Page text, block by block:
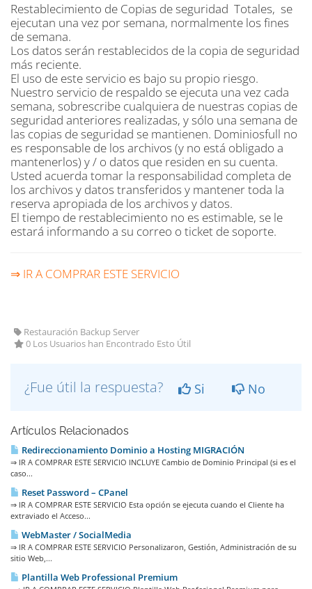
Restablecimiento de Copias de seguridad Totales, se
ejecutan una vez por semana, normalmente los fines
de semana.
Los datos serán restablecidos de la copia de seguridad
más reciente.
El uso de este servicio es bajo su propio riesgo.
Nuestro servicio de respaldo se ejecuta una vez cada
semana, sobrescribe cualquiera de nuestras copias de
seguridad anteriores realizadas, y sólo una semana de
las copias de seguridad se mantienen. Dominiosfull no
es responsable de los archivos (y no está obligado a
mantenerlos) y / o datos que residen en su cuenta.
Usted acuerda tomar la responsabilidad completa de
los archivos y datos transferidos y mantener toda la
reserva apropiada de los archivos y datos.
El tiempo de restablecimiento no es estimable, se le
estará informando a su correo o ticket de soporte.
⇒ IR A COMPRAR ESTE SERVICIO
Restauración Backup Server
0 Los Usuarios han Encontrado Esto Útil
¿Fue útil la respuesta? Si No
Artículos Relacionados
Redireccionamiento Dominio a Hosting MIGRACIÓN
⇒ IR A COMPRAR ESTE SERVICIO INCLUYE Cambio de Dominio Principal (si es el
caso...
Reset Password – CPanel
⇒ IR A COMPRAR ESTE SERVICIO Esta opción se ejecuta cuando el Cliente ha
extraviado el Acceso...
WebMaster / SocialMedia
⇒ IR A COMPRAR ESTE SERVICIO Personalizaron, Gestión, Administración de su
sitio Web,...
Plantilla Web Professional Premium